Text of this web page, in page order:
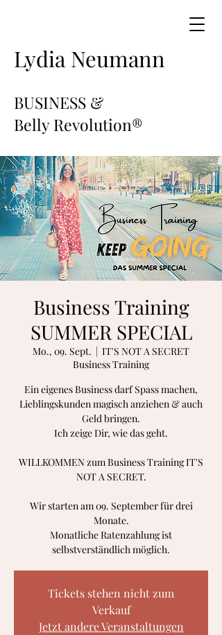
BUSINESS &
Belly Revolution®️
Lydia Neumann
Business Training
SUMMER SPECIAL
Mo., 09. Sept.
  |
IT'S NOT A SECRET
Business Training
Ein eigenes Business darf Spass machen,
Lieblingskunden magisch anziehen & auch
Geld bringen.
Ich zeige Dir, wie das geht.
WILLKOMMEN zum Business Training IT'S
NOT A SECRET.
Wir starten am 09. September für drei
Monate.
Monatliche Ratenzahlung ist
Tickets stehen nicht zum
Verkauf
Jetzt andere Veranstaltungen